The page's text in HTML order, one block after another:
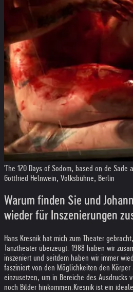
'The 120 Days of Sodom, based on de Sade
Gottfried Helnwein, Volksbühne, Berlin
Warum finden Sie und
wieder für Inszenierungen
Hans Kresnik hat mich zum Theater
Tanztheater überzeugt. 1988 haben wir
inszeniert und seitdem haben wir immer
fasziniert von den Möglichkeiten den
einzusetzen, um in Bereiche des Ausdrucks
noch Bilder hinkommen.Kresnik ist ein